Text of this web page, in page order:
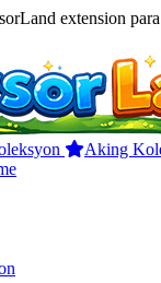
extension
Aking